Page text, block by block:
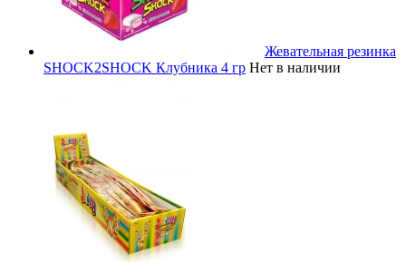
Жевательная резинка
SHOCK2SHOCK Клубника 4 гр Нет в наличии